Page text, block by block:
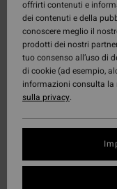
offrirti contenuti e
dei contenuti e della
conoscere meglio il
prodotti dei nostri
tuo consenso all’uso di
di cookie (ad esempio,
informazioni consulta la
sulla privacy.